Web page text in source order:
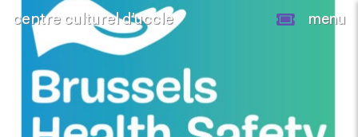
centre culturel d’uccle menu